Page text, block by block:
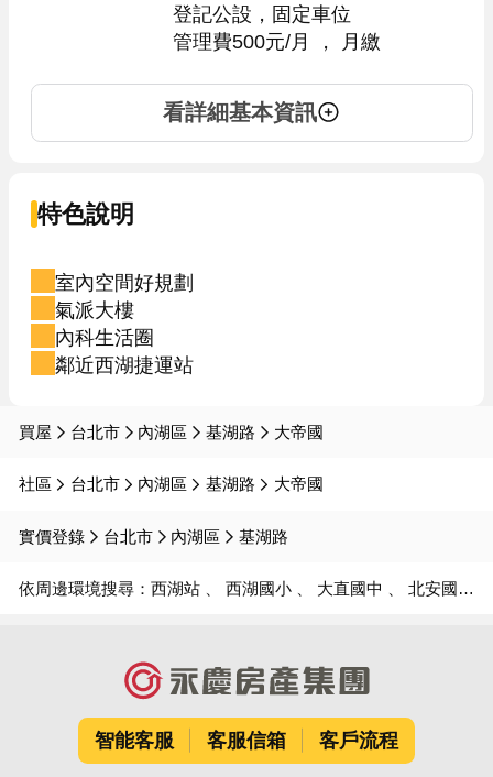
登記公設，固定車位
管理費500元/月
， 月繳
看詳細基本資訊
特色說明
室內空間好規劃
氣派大樓
內科生活圈
鄰近西湖捷運站
買屋 台北市 內湖區 基湖路 大帝國
社區 台北市 內湖區 基湖路 大帝國
實價登錄 台北市 內湖區 基湖路
依周邊環境搜尋： 西湖站 西湖國小 大直國中 北安國中
智能客服 客服信箱 客戶流程